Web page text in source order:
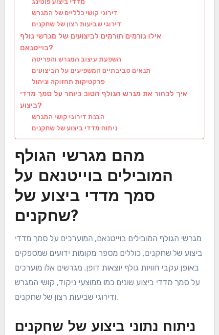
מדדי ביצוע פוטינג
דירוגי קושי כלליים של המגרש
דירוגי שביעות רצון של שחקנים
אילו גורמים תורמים לביצועים של מגרשי גולף
בוייטנאם?
השפעת עיצוב המגרש והפריסה
תנאים סביבתיים המשפיעים על הביצועים
פרקטיקות תחזוקה וניהול
איך לבחור את מגרש הגולף הטוב ביותר על סמך מדדי
ביצוע?
הבנת דירוגי קושי המגרש
ניתוח מדדי ביצוע של שחקנים
מהם מגרשי הגולף
המובילים בוייטנאם על
סמך מדדי ביצוע של
שחקנים?
מגרשי הגולף המובילים בוייטנאם, המוערכים על סמך מדדי
ביצוע של שחקנים, כוללים מספר מקומות ידועים שמספקים
באופן עקבי חוויות גולף יוצאות דופן. מגרשים אלו מוערכים
על סמך מדדי ביצוע שונים כמו ממוצעי ניקוד, קושי המגרש
ודירוגי שביעות רצון של שחקנים.
ניתוח נתוני ביצוע של שחקנים